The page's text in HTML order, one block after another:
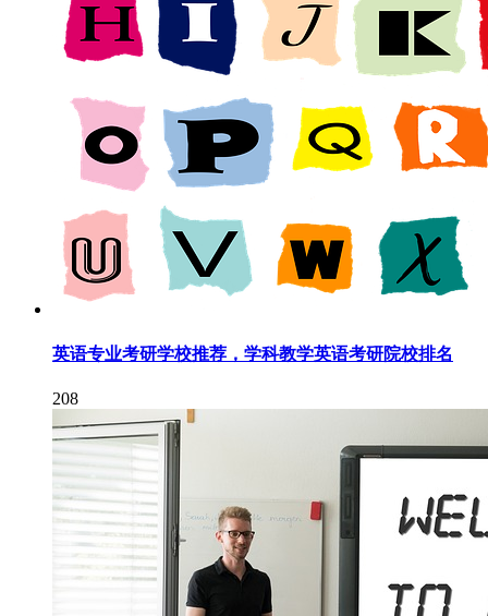
英语专业考研学校推荐，学科教学英语考研院校排名
208